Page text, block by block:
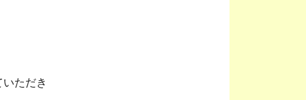
ただき